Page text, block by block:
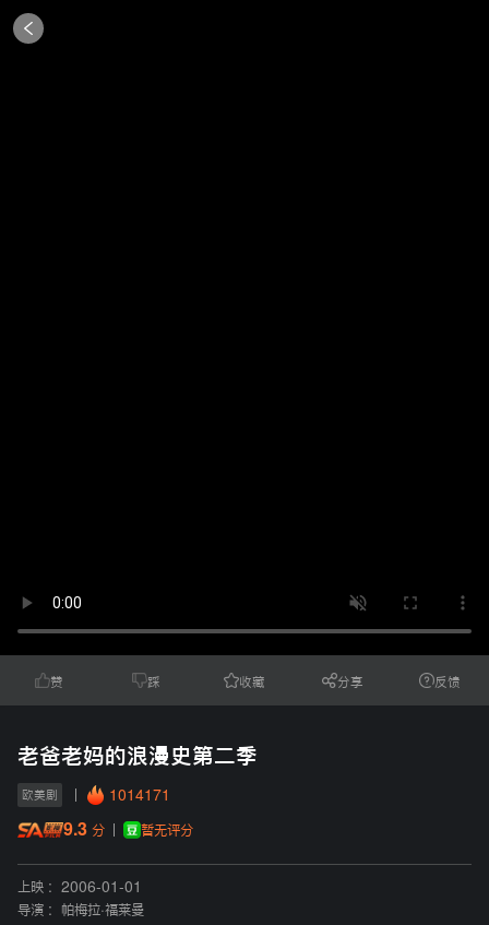
赞 踩 收藏 分享 反馈
老爸老妈的浪漫史第二季
欧美剧 1014171
9.3 分 暂无评分
上映 :
2006-01-01
导演 :
帕梅拉·福莱曼